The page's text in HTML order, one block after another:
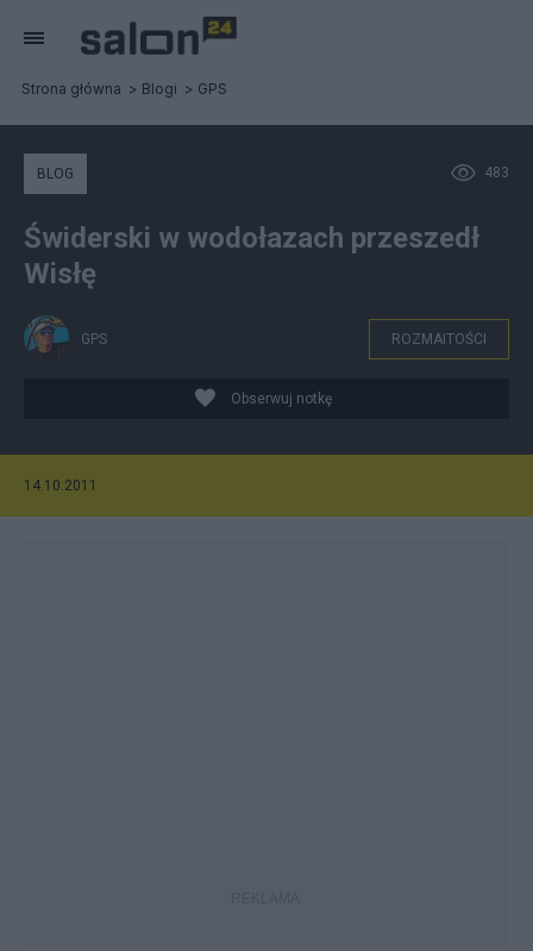
Strona główna Blogi GPS
483
BLOG
Świderski w wodołazach przeszedł
Wisłę
GPS ROZMAITOŚCI
Obserwuj notkę
14.10.2011